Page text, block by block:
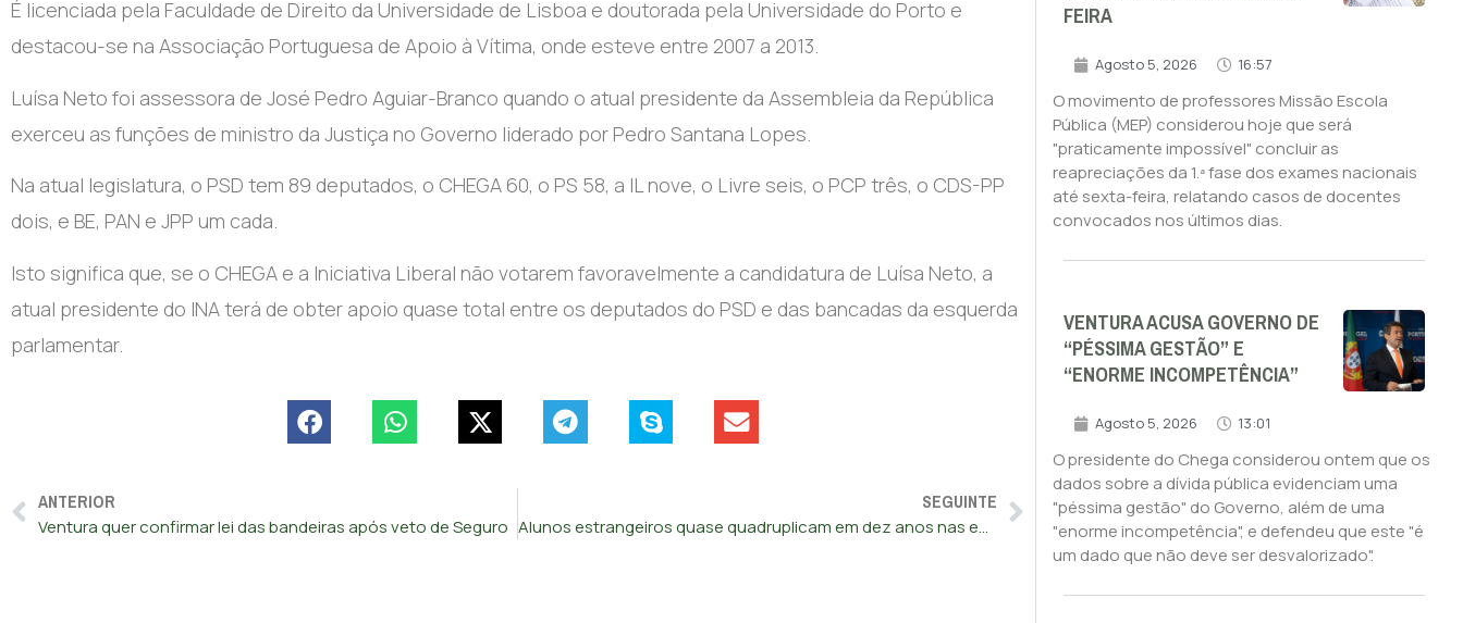
É licenciada pela Faculdade de Direito da Universidade de Lisboa e doutorada pela Universidade do Porto e
destacou-se na Associação Portuguesa de Apoio à Vítima, onde esteve entre 2007 a 2013.
Luísa Neto foi assessora de José Pedro Aguiar-Branco quando o atual presidente da Assembleia da República
exerceu as funções de ministro da Justiça no Governo liderado por Pedro Santana Lopes.
Na atual legislatura, o PSD tem 89 deputados, o CHEGA 60, o PS 58, a IL nove, o Livre seis, o PCP três, o CDS-PP
dois, e BE, PAN e JPP um cada.
Isto significa que, se o CHEGA e a Iniciativa Liberal não votarem favoravelmente a candidatura de Luísa Neto, a
atual presidente do INA terá de obter apoio quase total entre os deputados do PSD e das bancadas da esquerda
parlamentar.
ANTERIOR
Ventura quer confirmar lei das bandeiras após veto de Seguro
SEGUINTE
Alunos estrangeiros quase quadruplicam em dez anos nas escolas portuguesas
FEIRA
Agosto 5, 2026 16:57
O movimento de professores Missão Escola
Pública (MEP) considerou hoje que será
"praticamente impossível" concluir as
reapreciações da 1.ª fase dos exames nacionais
até sexta-feira, relatando casos de docentes
convocados nos últimos dias.
VENTURA ACUSA GOVERNO DE
“PÉSSIMA GESTÃO” E
“ENORME INCOMPETÊNCIA”
Agosto 5, 2026 13:01
O presidente do Chega considerou ontem que os
dados sobre a dívida pública evidenciam uma
"péssima gestão" do Governo, além de uma
"enorme incompetência", e defendeu que este "é
um dado que não deve ser desvalorizado".